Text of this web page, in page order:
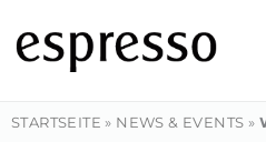
Inhalt
springen
STARTSEITE » NEWS & EVENTS »